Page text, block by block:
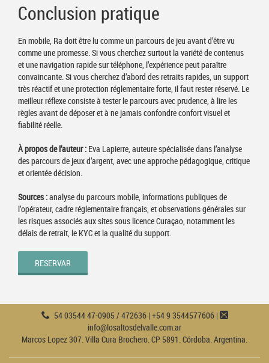
Conclusion pratique
En mobile, Ra doit être lu comme un parcours de jeu avant d’être vu
comme une promesse. Si vous cherchez surtout la variété de contenus
et une navigation rapide sur téléphone, l’expérience peut paraître
convaincante. Si vous cherchez d’abord des retraits rapides, un support
très réactif et une protection réglementaire forte, il faut rester réservé. Le
meilleur réflexe consiste à tester le parcours avec prudence, à lire les
règles avant de déposer et à ne jamais confondre confort visuel et
fiabilité réelle.
À propos de l’auteur : Eva Lapierre, auteure spécialisée dans l’analyse
des parcours de jeux d’argent, avec une approche pédagogique, critique
et orientée décision.
Sources :analyse du parcours mobile, informations publiques de
l’opérateur, cadre réglementaire français, et observations générales sur
les risques associés aux sites sous licence Curaçao, notamment les
délais de retrait, le KYC et la qualité du support.
RESERVAR
54 03544 47-0905 / 472636 | +54 9 3544577606 |
info@losaltosdelvalle.com.ar
Marcos Lopez 307. Villa Cura Brochero. CP 5891. Córdoba. Argentina.